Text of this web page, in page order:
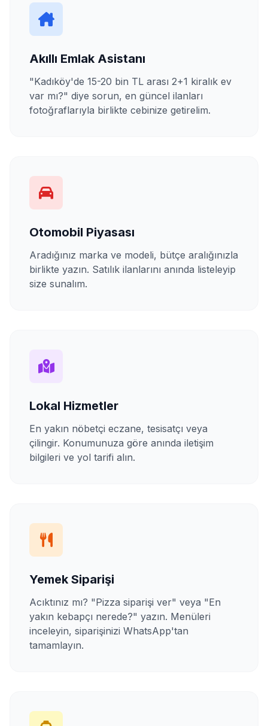
Akıllı Emlak Asistanı
"Kadıköy'de 15-20 bin TL arası 2+1 kiralık ev
var mı?" diye sorun, en güncel ilanları
fotoğraflarıyla birlikte cebinize getirelim.
Otomobil Piyasası
Aradığınız marka ve modeli, bütçe aralığınızla
birlikte yazın. Satılık ilanlarını anında listeleyip
size sunalım.
Lokal Hizmetler
En yakın nöbetçi eczane, tesisatçı veya
çilingir. Konumunuza göre anında iletişim
bilgileri ve yol tarifi alın.
Yemek Siparişi
Acıktınız mı? "Pizza siparişi ver" veya "En
yakın kebapçı nerede?" yazın. Menüleri
inceleyin, siparişinizi WhatsApp'tan
tamamlayın.